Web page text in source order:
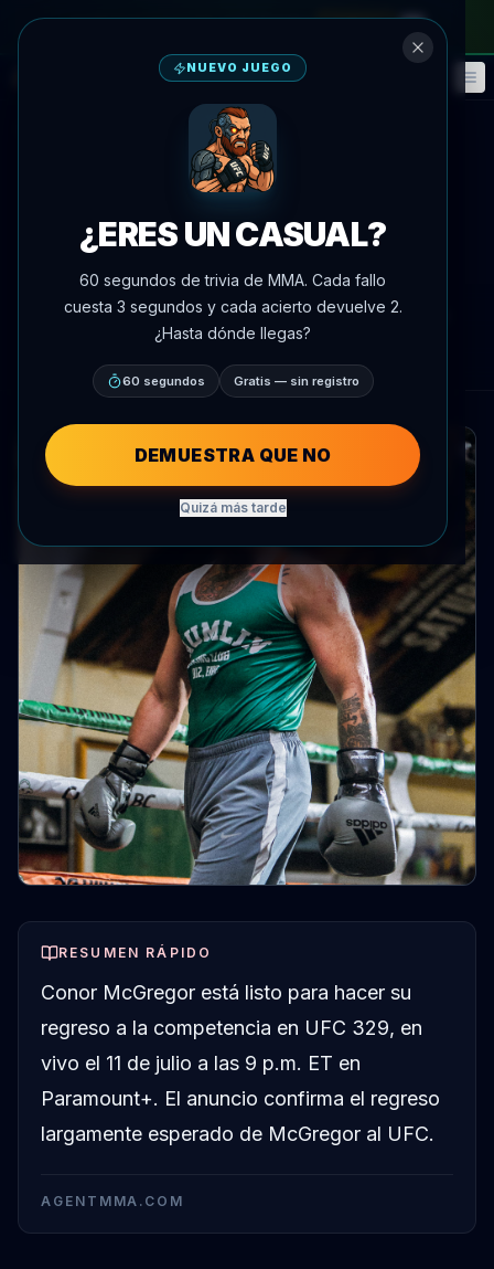
🎮 Fantasía Eventos
Anuncio de pelea
Conor McGregor Regresa al
Octágono en UFC 329
Por Oscar Nascimento 7 de julio de 2026, 22:49
AgentMMA.com
RESUMEN RÁPIDO
Conor McGregor está listo para hacer su
regreso a la competencia en UFC 329, en
vivo el 11 de julio a las 9 p.m. ET en
Paramount+. El anuncio confirma el regreso
largamente esperado de McGregor al UFC.
AGENTMMA.COM
NUEVO JUEGO
¿ERES UN CASUAL?
60 segundos de trivia de MMA. Cada fallo
cuesta 3 segundos y cada acierto devuelve 2.
¿Hasta dónde llegas?
60 segundos Gratis — sin registro
DEMUESTRA QUE NO
Quizá más tarde